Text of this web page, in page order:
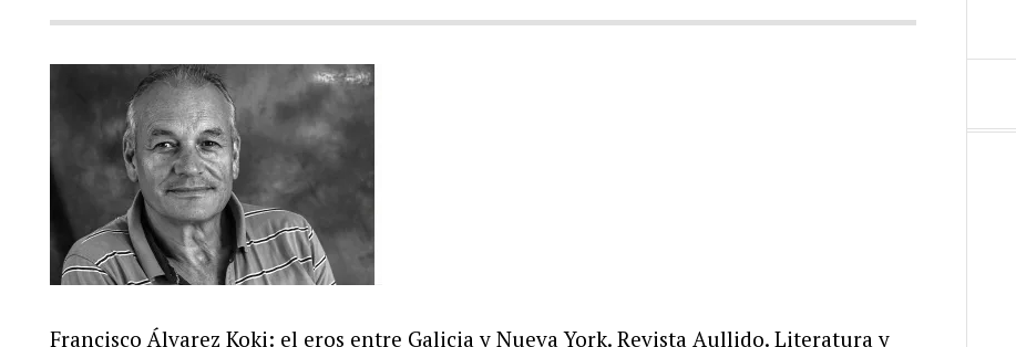
Francisco Álvarez Koki: el eros entre Galicia y Nueva York. Revista Aullido. Literatura y